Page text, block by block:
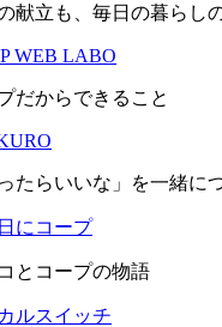
献立も、毎日の暮らし
WEB LABO
だからできること
ったらいいな」を一緒に
にコープ
とコープの物語
ルスイッチ